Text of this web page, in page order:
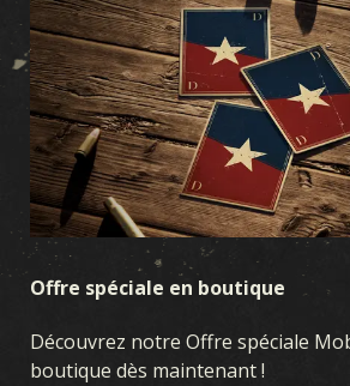
Offre spéciale en boutique
Découvrez notre Offre spéciale
boutique dès maintenant !